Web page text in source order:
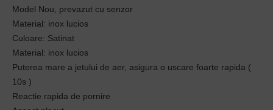
Model Nou, prevazut cu senzor
Material: inox lucios
Culoare: Satinat
Material: inox lucios
Puterea mare a jetului de aer, asigura o uscare foarte rapida (
10s )
Reactie rapida de pornire